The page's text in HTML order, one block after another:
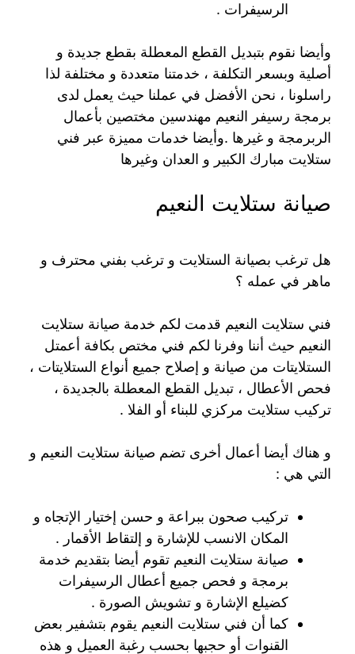
الرسيفرات .
وأيضا نقوم بتبديل القطع المعطلة بقطع جديدة و
أصلية وبسعر التكلفة ، خدمتنا متعددة و مختلفة لذا
راسلونا ، نحن الأفضل في عملنا حيث يعمل لدى
برمجة رسيفر النعيم مهندسين مختصين بأعمال
الربرمجة و غيرها .وأيضا خدمات مميزة عبر فني
ستلايت مبارك الكبير و العدان وغيرها
صيانة ستلايت النعيم
هل ترغب بصيانة الستلايت و ترغب بفني محترف و
ماهر في عمله ؟
فني ستلايت النعيم قدمت لكم خدمة صيانة ستلايت
النعيم حيث أننا وفرنا لكم فني مختص بكافة أعمتل
الستلايتات من صيانة و إصلاح جميع أنواع الستلايتات ،
فحص الأعطال ، تبديل القطع المعطلة بالجديدة ،
تركيب ستلايت مركزي للبناء أو الفلا .
و هناك أيضا أعمال أخرى تضم صيانة ستلايت النعيم و
التي هي :
تركيب صحون ببراعة و حسن إختيار الإتجاه و
المكان الانسب للإشارة و إلتقاط الأقمار .
صيانة ستلايت النعيم تقوم أيضا بتقديم خدمة
برمجة و فحص جميع أعطال الرسيفرات
كضيلع الإشارة و تشويش الصورة .
كما أن فني ستلايت النعيم يقوم بتشفير بعض
القنوات أو حجبها بحسب رغبة العميل و هذه